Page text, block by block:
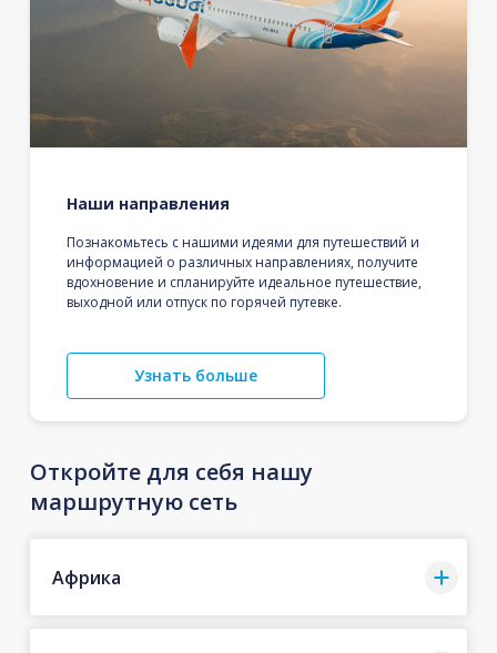
Наши направления
Познакомьтесь с нашими идеями для путешествий и
информацией о различных направлениях, получите
вдохновение и спланируйте идеальное путешествие,
выходной или отпуск по горячей путевке.
Узнать больше
Откройте для себя нашу
маршрутную сеть
Африка